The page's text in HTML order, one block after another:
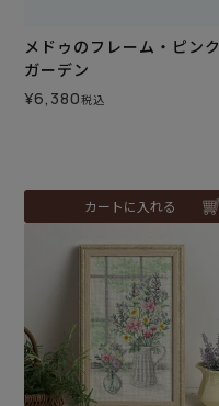
メドゥのフレーム・ピンク
ガーデン
¥6,380税込
カートに入れる